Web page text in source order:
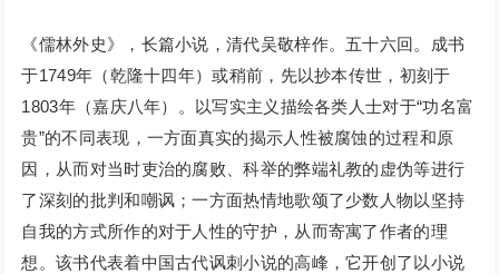
《儒林外史》，长篇小说，清代吴敬梓作。五十六回。成书
于1749年（乾隆十四年）或稍前，先以抄本传世，初刻于
1803年（嘉庆八年）。以写实主义描绘各类人士对于“功名富
贵”的不同表现，一方面真实的揭示人性被腐蚀的过程和原
因，从而对当时吏治的腐败、科举的弊端礼教的虚伪等进行
了深刻的批判和嘲讽；一方面热情地歌颂了少数人物以坚持
自我的方式所作的对于人性的守护，从而寄寓了作者的理
想。该书代表着中国古代讽刺小说的高峰，它开创了以小说